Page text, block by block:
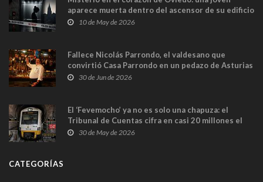
aparece muerta dentro del ascensor de su edificio
y las cámaras captan sus últimos minutos
10 de May de 2026
Fallece Nicolás Parrondo, el valdesano que
convirtió Casa Parrondo en un pedazo de Asturias
en Madrid
30 de Jun de 2026
El ‘Fevemocho’ ya no es solo una chapuza: el
Tribunal de Cuentas cifra en casi 20 millones el
sobrecoste de los trenes que no cabían por los
30 de May de 2026
CATEGORÍAS